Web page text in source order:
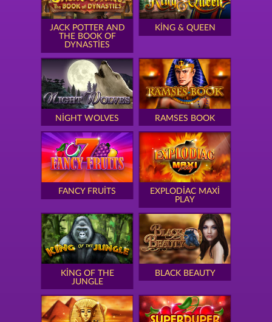
JACK POTTER AND
THE BOOK OF
DYNASTIES
KING & QUEEN
NIGHT WOLVES RAMSES BOOK
FANCY FRUITS
EXPLODIAC MAXI
PLAY
KING OF THE
JUNGLE
BLACK BEAUTY